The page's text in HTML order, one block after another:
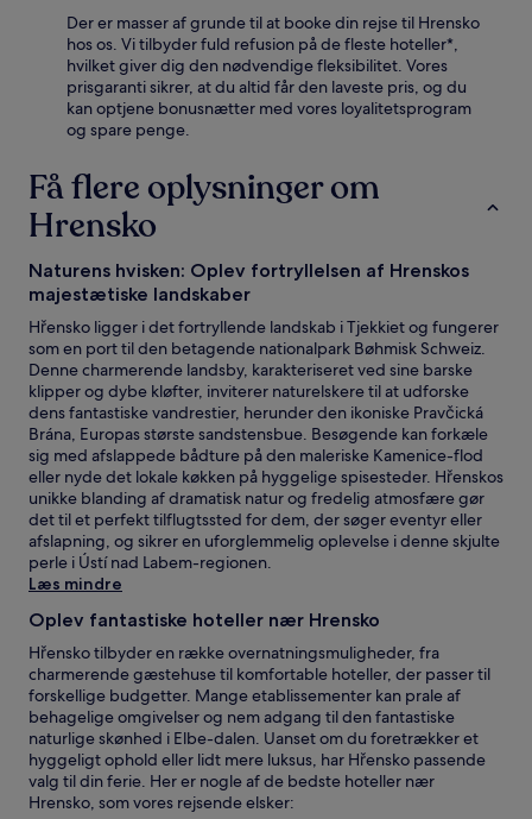
Der er masser af grunde til at booke din rejse til Hrensko
hos os. Vi tilbyder fuld refusion på de fleste hoteller*,
hvilket giver dig den nødvendige fleksibilitet. Vores
prisgaranti sikrer, at du altid får den laveste pris, og du
kan optjene bonusnætter med vores loyalitetsprogram
og spare penge.
Få flere oplysninger om
Hrensko
Naturens hvisken: Oplev fortryllelsen af Hrenskos
majestætiske landskaber
Hřensko ligger i det fortryllende landskab i Tjekkiet og fungerer
som en port til den betagende nationalpark Bøhmisk Schweiz.
Denne charmerende landsby, karakteriseret ved sine barske
klipper og dybe kløfter, inviterer naturelskere til at udforske
dens fantastiske vandrestier, herunder den ikoniske Pravčická
Brána, Europas største sandstensbue. Besøgende kan forkæle
sig med afslappede bådture på den maleriske Kamenice-flod
eller nyde det lokale køkken på hyggelige spisesteder. Hřenskos
unikke blanding af dramatisk natur og fredelig atmosfære gør
det til et perfekt tilflugtssted for dem, der søger eventyr eller
afslapning, og sikrer en uforglemmelig oplevelse i denne skjulte
perle i Ústí nad Labem-regionen.
Læs mindre
Oplev fantastiske hoteller nær Hrensko
Hřensko tilbyder en række overnatningsmuligheder, fra
charmerende gæstehuse til komfortable hoteller, der passer til
forskellige budgetter. Mange etablissementer kan prale af
behagelige omgivelser og nem adgang til den fantastiske
naturlige skønhed i Elbe-dalen. Uanset om du foretrækker et
hyggeligt ophold eller lidt mere luksus, har Hřensko passende
valg til din ferie. Her er nogle af de bedste hoteller nær
Hrensko, som vores rejsende elsker: